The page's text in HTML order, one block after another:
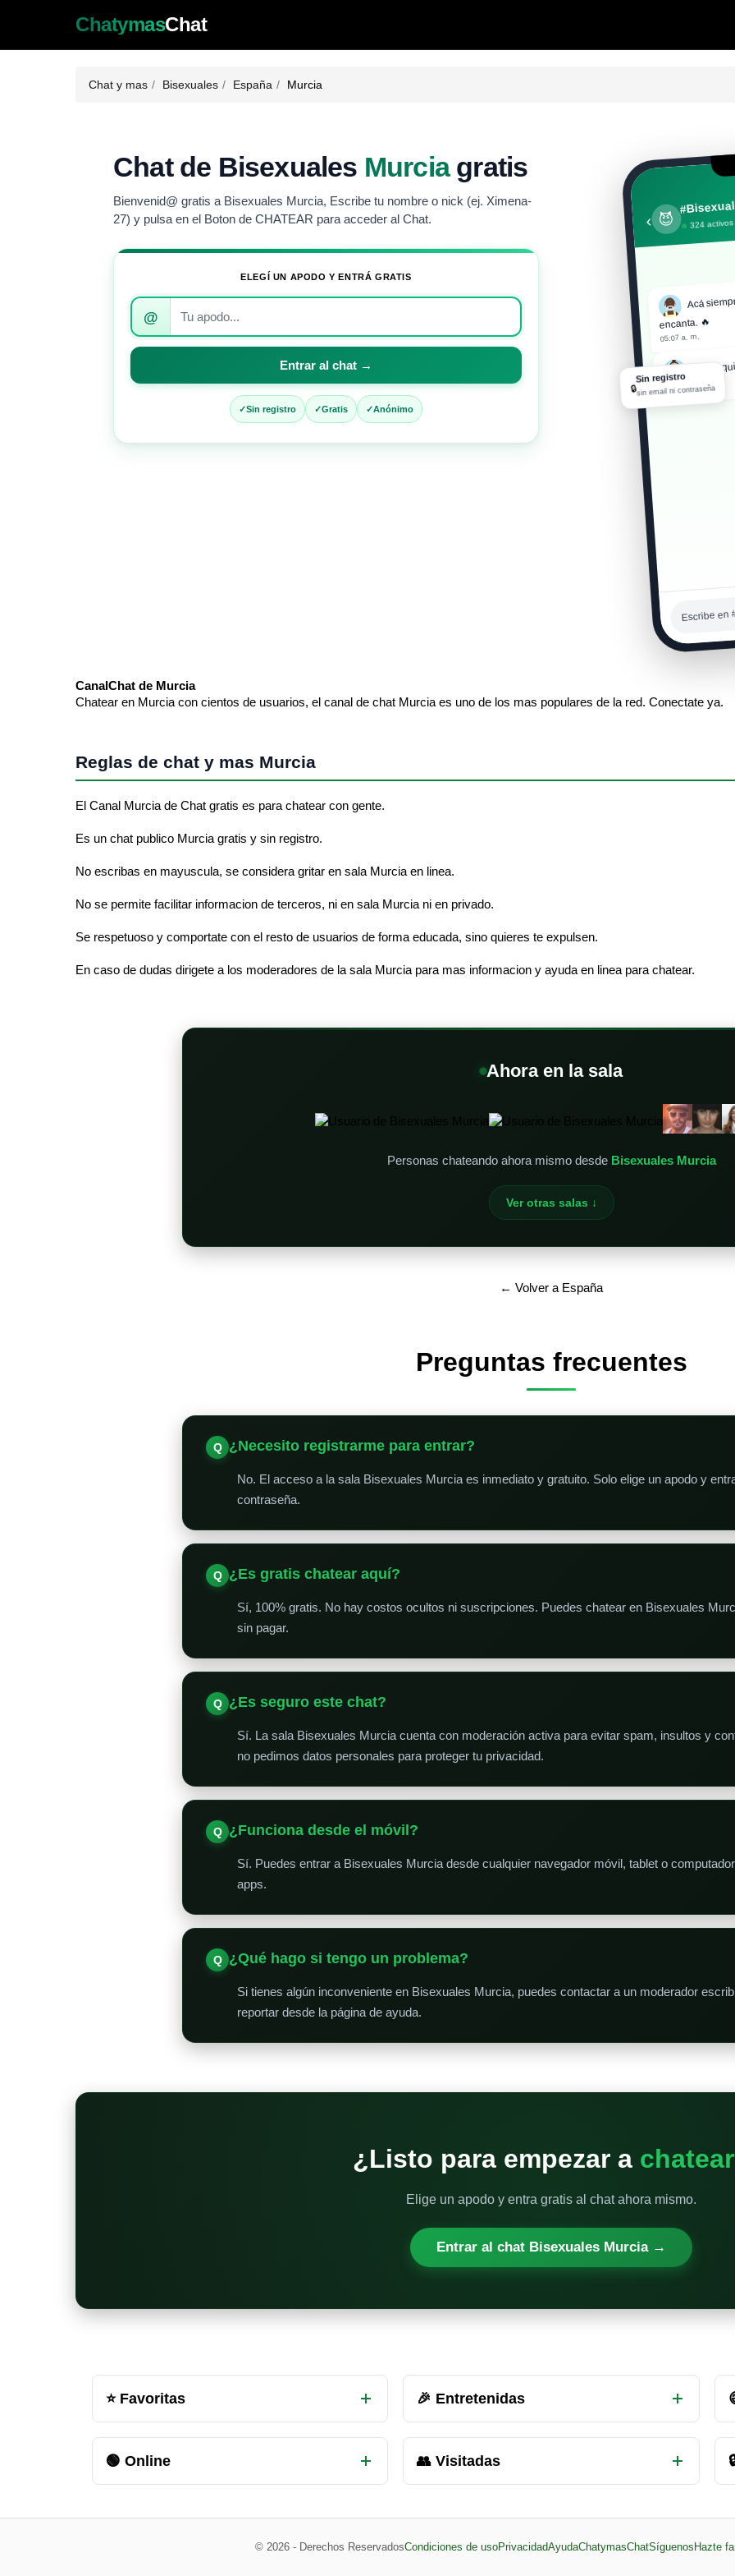
ChatymasChat
Chat y mas Bisexuales España Murcia
Chat de Bisexuales Murciagratis
Bienvenid@ gratis a Bisexuales Murcia, Escribe tu nombre o nick (ej. Ximena-
27) y pulsa en el Boton de CHATEAR para acceder al Chat.
ELEGÍ UN APODO Y ENTRÁ GRATIS
Introduce
apodo
para
al
@
Entrar al chat →
Sin registro Gratis Anónimo
‹ 😈 324
Acá
encanta. 🔥
05:07 a. m.
Hola
05:07 a. m.
Escribe en
🔒
Sin registro
sin email ni contraseña
CanalChat de Murcia
Chatear en Murcia con cientos de usuarios, el canal de chat Murcia es uno de los mas populares de la red. Conectate ya.
Reglas de chat y mas Murcia
El Canal Murcia de Chat gratis es para chatear con gente.
Es un chat publico Murcia gratis y sin registro.
No escribas en mayuscula, se considera gritar en sala Murcia en linea.
No se permite facilitar informacion de terceros, ni en sala Murcia ni en privado.
Se respetuoso y comportate con el resto de usuarios de forma educada, sino quieres te expulsen.
En caso de dudas dirigete a los moderadores de la sala Murcia para mas informacion y ayuda en linea para chatear.
Ahora en la sala
Personas chateando ahora mismo desde Bisexuales Murcia
Ver otras salas ↓
← Volver a España
Preguntas frecuentes
¿Necesito registrarme para entrar?
No. El acceso a la sala Bisexuales Murcia es inmediato y gratuito. Solo elige un apodo y
contraseña.
¿Es gratis chatear aquí?
Sí, 100% gratis. No hay costos ocultos ni suscripciones. Puedes chatear en Bisexuales
sin pagar.
¿Es seguro este chat?
Sí. La sala Bisexuales Murcia cuenta con moderación activa para evitar spam, insultos y
no pedimos datos personales para proteger tu privacidad.
¿Funciona desde el móvil?
Sí. Puedes entrar a Bisexuales Murcia desde cualquier navegador móvil, tablet o
apps.
¿Qué hago si tengo un problema?
Si tienes algún inconveniente en Bisexuales Murcia, puedes contactar a un moderador
reportar desde la página de ayuda.
¿Listo para empezar a chatear
Elige un apodo y entra gratis al chat ahora mismo.
Entrar al chat Bisexuales Murcia →
Otras
salas
de
chat
⭐ Favoritas 🎉 Entretenidas
🟢 Online 👥 Visitadas
© 2026 - Derechos ReservadosCondiciones de usoPrivacidadAyudaChatymasChatSíguenos Hazte